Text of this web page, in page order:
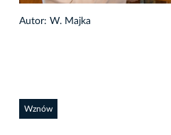
Autor: W. Majka
Wznów